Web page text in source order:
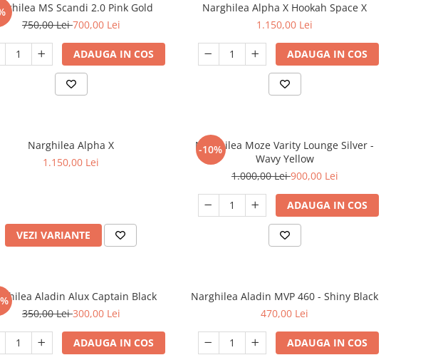
MS Scandi 2.0 Pink Gold
750,00 Lei700,00 Lei
ADAUGA IN COS
Narghilea Alpha X Hookah Space X
1.150,00 Lei
ADAUGA IN COS
Narghilea Alpha X
1.150,00 Lei
VEZI VARIANTE
-10%
Narghilea Moze Varity Lounge Silver -
Wavy Yellow
1.000,00 Lei900,00 Lei
ADAUGA IN COS
Aladin Alux Captain Black
350,00 Lei300,00 Lei
ADAUGA IN COS
Narghilea Aladin MVP 460 - Shiny Black
470,00 Lei
ADAUGA IN COS